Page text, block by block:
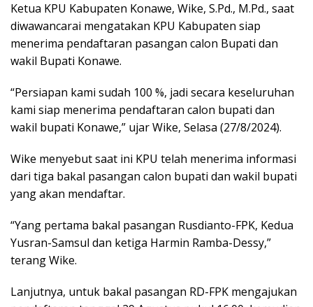
Ketua KPU Kabupaten Konawe, Wike, S.Pd., M.Pd., saat
diwawancarai mengatakan KPU Kabupaten siap
menerima pendaftaran pasangan calon Bupati dan
wakil Bupati Konawe.
“Persiapan kami sudah 100 %, jadi secara keseluruhan
kami siap menerima pendaftaran calon bupati dan
wakil bupati Konawe,” ujar Wike, Selasa (27/8/2024).
Wike menyebut saat ini KPU telah menerima informasi
dari tiga bakal pasangan calon bupati dan wakil bupati
yang akan mendaftar.
“Yang pertama bakal pasangan Rusdianto-FPK, Kedua
Yusran-Samsul dan ketiga Harmin Ramba-Dessy,”
terang Wike.
Lanjutnya, untuk bakal pasangan RD-FPK mengajukan